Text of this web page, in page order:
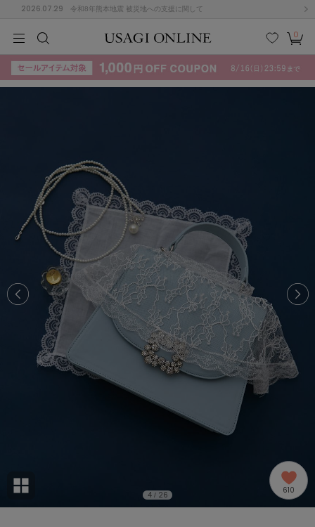
2026.07.29 令和8年熊本地震 被災地への支援に関して
検索
お気
に入
カー
ト
0
KIDSBABYBEAUTYLIFE STYLE
(715)
ス/ドレス (1179)
ームウェア (535)
KIDSBABYBEAUTYLIFE STYLE
K
Q R S
W Y
その
他
ACYM
アシーム
アディダス
adidas by Stella McCartney
アディダス バイ ステラマッカートニー
Ame no chi Hare
アメノチハレ
4/ 26 610